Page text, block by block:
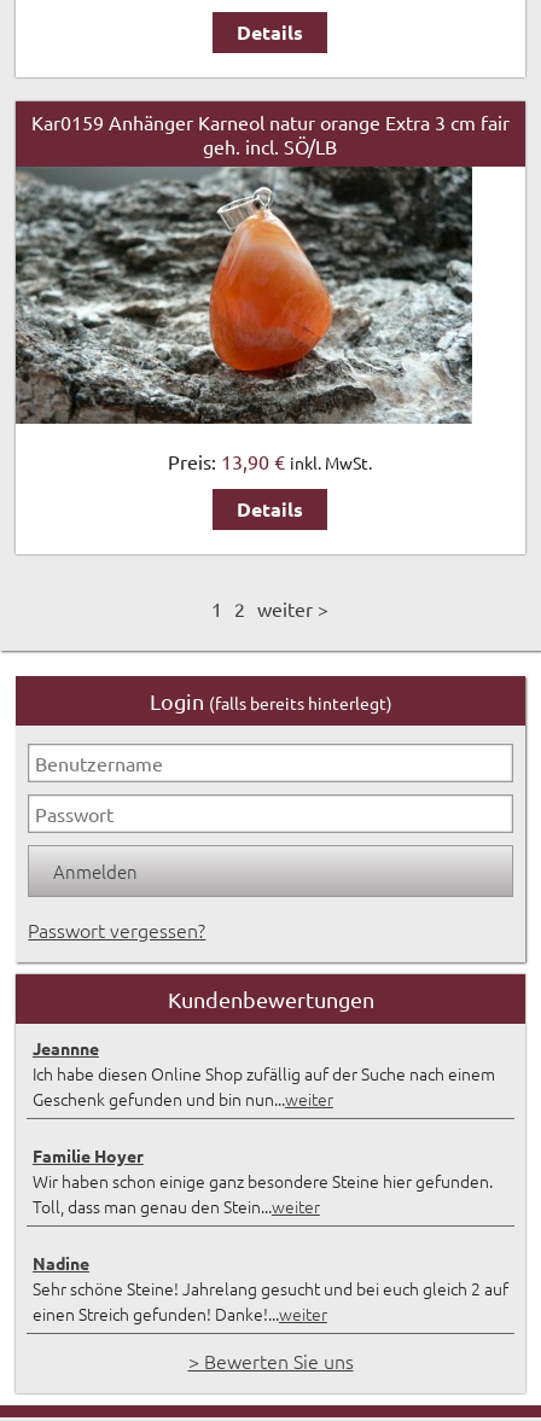
Details
Kar0159 Anhänger Karneol natur orange Extra 3 cm fair
geh. incl. SÖ/LB
Preis: 13,90 € inkl. MwSt.
Details
1 2 weiter >
Login (falls bereits hinterlegt)
Passwort vergessen?
Kundenbewertungen
Jeannne
Ich habe diesen Online Shop zufällig auf der Suche nach einem
Geschenk gefunden und bin nun...weiter
Familie Hoyer
Wir haben schon einige ganz besondere Steine hier gefunden.
Toll, dass man genau den Stein...weiter
Nadine
Sehr schöne Steine! Jahrelang gesucht und bei euch gleich 2 auf
einen Streich gefunden! Danke!...weiter
> Bewerten Sie uns